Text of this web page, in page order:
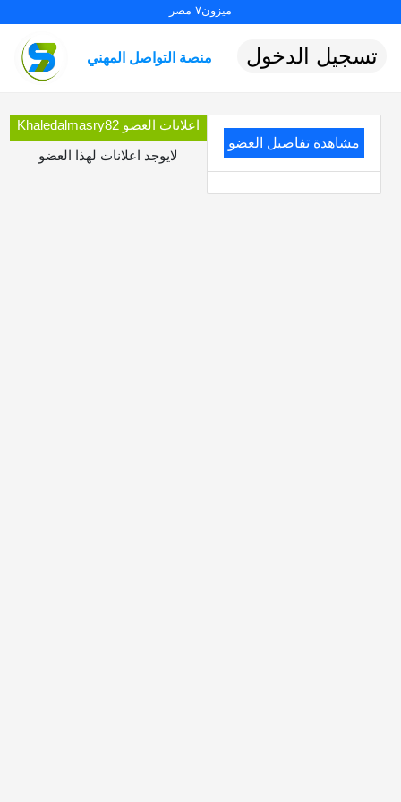
ميزون٧ مصر
منصة التواصل المهني تسجيل الدخول
مشاهدة تفاصيل العضو
اعلانات العضو Khaledalmasry82
لايوجد اعلانات لهذا العضو